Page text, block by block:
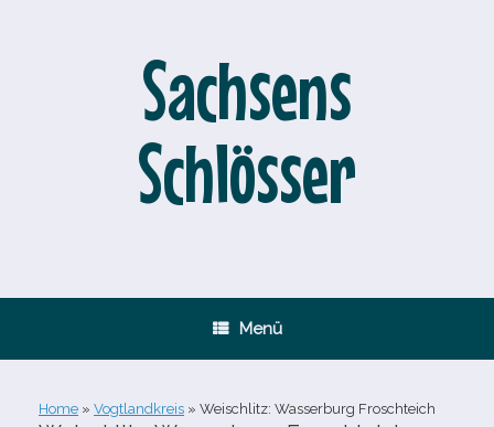
Sachsens
Schlösser
Menü
Home » Vogtlandkreis » Weischlitz: Wasserburg Froschteich